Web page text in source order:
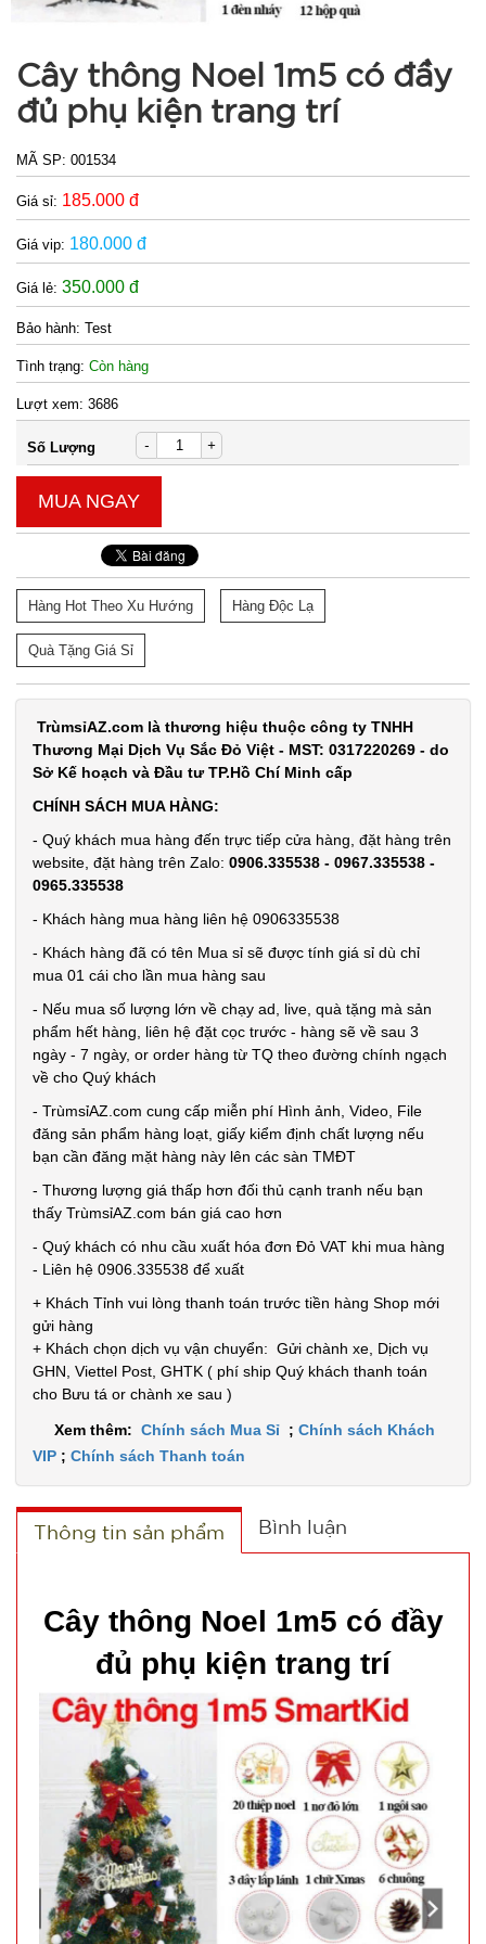
Cây thông Noel 1m5 có đầy
đủ phụ kiện trang trí
MÃ SP: 001534
Giá sỉ: 185.000 đ
Giá vip: 180.000 đ
Giá lẻ: 350.000 đ
Bảo hành: Test
Tình trạng: Còn hàng
Lượt xem: 3686
Số Lượng - +
MUA NGAY
Hàng Hot Theo Xu Hướng Hàng Độc Lạ
Quà Tặng Giá Sỉ
TrùmsỉAZ.com là thương hiệu thuộc công ty TNHH
Thương Mại Dịch Vụ Sắc Đỏ Việt - MST: 0317220269 - do
Sở Kế hoạch và Đầu tư TP.Hồ Chí Minh cấp
CHÍNH SÁCH MUA HÀNG:
- Quý khách mua hàng đến trực tiếp cửa hàng, đặt hàng trên
website, đặt hàng trên Zalo: 0906.335538 - 0967.335538 -
0965.335538
- Khách hàng mua hàng liên hệ 0906335538
- Khách hàng đã có tên Mua sỉ sẽ được tính giá sỉ dù chỉ
mua 01 cái cho lần mua hàng sau
- Nếu mua số lượng lớn về chạy ad, live, quà tặng mà sản
phẩm hết hàng, liên hệ đặt cọc trước - hàng sẽ về sau 3
ngày - 7 ngày, or order hàng từ TQ theo đường chính ngạch
về cho Quý khách
- TrùmsỉAZ.com cung cấp miễn phí Hình ảnh, Video, File
đăng sản phẩm hàng loạt, giấy kiểm định chất lượng nếu
bạn cần đăng mặt hàng này lên các sàn TMĐT
- Thương lượng giá thấp hơn đối thủ cạnh tranh nếu bạn
thấy TrùmsỉAZ.com bán giá cao hơn
- Quý khách có nhu cầu xuất hóa đơn Đỏ VAT khi mua hàng
- Liên hệ 0906.335538 để xuất
+ Khách Tỉnh vui lòng thanh toán trước tiền hàng Shop mới
gửi hàng
+ Khách chọn dịch vụ vận chuyển: Gửi chành xe, Dịch vụ
GHN, Viettel Post, GHTK ( phí ship Quý khách thanh toán
cho Bưu tá or chành xe sau )
Xem thêm: Chính sách Mua Sỉ ; Chính sách Khách
VIP ; Chính sách Thanh toán
Thông tin sản phẩm Bình luận
Cây thông Noel 1m5 có đầy
đủ phụ kiện trang trí
Loa
B5+ có mắt
kính xịn
004007
TÌNH
Cân nặng:
0,5kg
massage
Nút Bấm lõi
đồng có
logo Mã
SP:
SP004037
GIÁ:
92.000 đ
Test,
Cân nặng:
0,3kg
Bọc chân
chống xe
MỎNG RẺ -
2 dây rút (
MÃ
SP: